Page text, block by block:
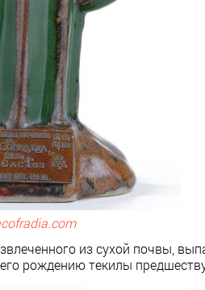
из сухой почвы,
рождению текилы